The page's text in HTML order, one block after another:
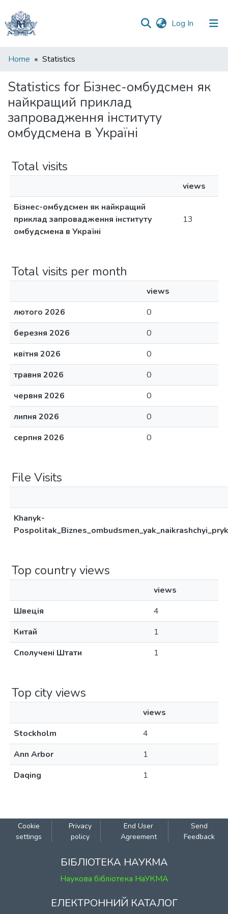
Log In (current)
Communities
Collections
All of DSpace
Home Statistics
Statistics for Бізнес-омбудсмен як
найкращий приклад
запровадження інституту
oмбудсмена в Україні
Total visits
views
Бізнес-омбудсмен як найкращий
приклад запровадження інституту
oмбудсмена в Україні
13
Total visits per month
views
лютого 2026
0
березня 2026
0
квітня 2026
0
травня 2026
0
червня 2026
0
липня 2026
0
серпня 2026
0
File Visits
Khanyk-
Top country views
views
Швеція
4
Китай
1
Сполучені Штати
1
Top city views
views
Stockholm
4
Ann Arbor
1
Daqing
1
Cookie
settings
Privacy
policy
End User
Agreement
Send
Feedback
БІБЛІОТЕКА НАУКМА
Наукова бібліотека НаУКМА
ЕЛЕКТРОННИЙ КАТАЛОГ